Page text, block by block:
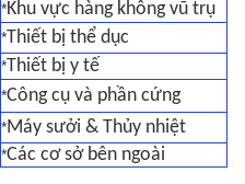
*Khu vực hàng không vũ trụ
*Thiết bị thể dục
*Thiết bị y tế
*Công cụ và phần cứng
*Máy sưởi & Thủy nhiệt
*Các cơ sở bên ngoài